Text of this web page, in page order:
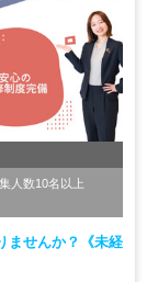
人数10名以上
ませんか？《未経